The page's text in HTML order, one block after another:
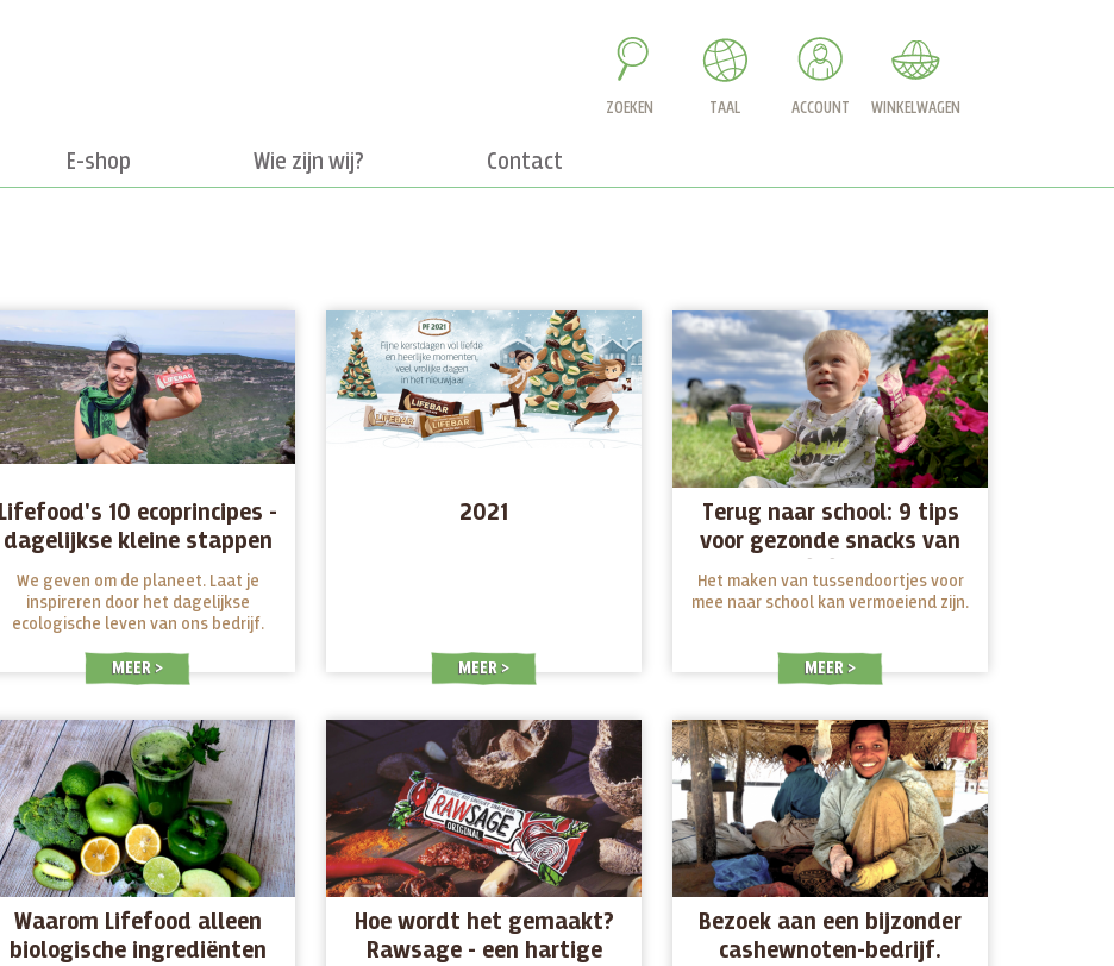
ZOEKEN TAAL ACCOUNT WINKELWAGEN
E-shop Wie zijn wij? Contact
Lifefood's 10 ecoprincipes -
dagelijkse kleine stappen
die tellen
We geven om de planeet. Laat je
inspireren door het dagelijkse
ecologische leven van ons bedrijf.
MEER
2021
MEER
Terug naar school: 9 tips
voor gezonde snacks van
Lifefood
Het maken van tussendoortjes voor
mee naar school kan vermoeiend zijn.
MEER
Waarom Lifefood alleen
biologische ingrediënten
Hoe wordt het gemaakt?
Rawsage - een hartige
Bezoek aan een bijzonder
cashewnoten-bedrijf.